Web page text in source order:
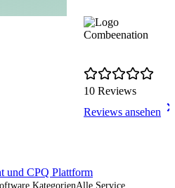
Combeenation
10 Reviews
Reviews ansehen
und CPQ Plattform
KategorienAlle Service